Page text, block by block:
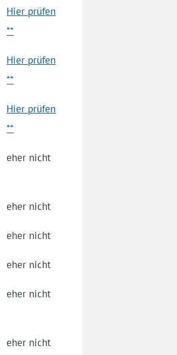
Hier prüfen
**
Hier prüfen
**
Hier prüfen
**
eher nicht
eher nicht
eher nicht
eher nicht
eher nicht
eher nicht